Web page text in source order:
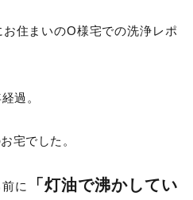
住まいのO様宅での洗浄レポ
過。
宅でした。
に
「灯油で沸かしてい